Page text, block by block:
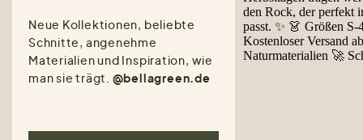
Neue Kollektionen, beliebte
Schnitte, angenehme
Materialien und Inspiration, wie
man sie trägt. @bellagreen.de